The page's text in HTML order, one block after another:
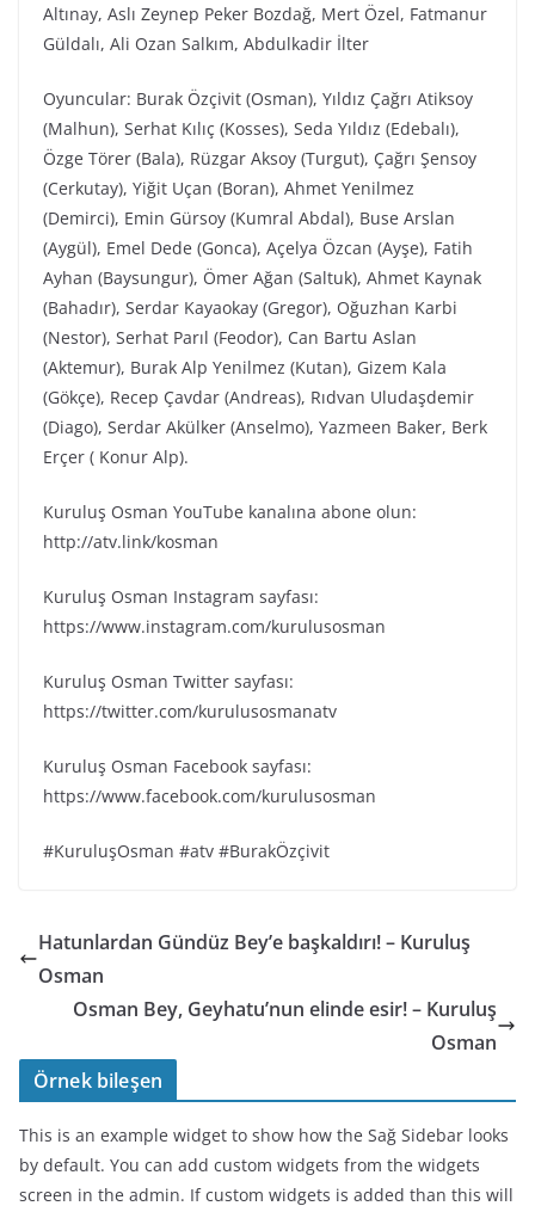
Altınay, Aslı Zeynep Peker Bozdağ, Mert Özel, Fatmanur
Güldalı, Ali Ozan Salkım, Abdulkadir İlter
Oyuncular: Burak Özçivit (Osman), Yıldız Çağrı Atiksoy
(Malhun), Serhat Kılıç (Kosses), Seda Yıldız (Edebalı),
Özge Törer (Bala), Rüzgar Aksoy (Turgut), Çağrı Şensoy
(Cerkutay), Yiğit Uçan (Boran), Ahmet Yenilmez
(Demirci), Emin Gürsoy (Kumral Abdal), Buse Arslan
(Aygül), Emel Dede (Gonca), Açelya Özcan (Ayşe), Fatih
Ayhan (Baysungur), Ömer Ağan (Saltuk), Ahmet Kaynak
(Bahadır), Serdar Kayaokay (Gregor), Oğuzhan Karbi
(Nestor), Serhat Parıl (Feodor), Can Bartu Aslan
(Aktemur), Burak Alp Yenilmez (Kutan), Gizem Kala
(Gökçe), Recep Çavdar (Andreas), Rıdvan Uludaşdemir
(Diago), Serdar Akülker (Anselmo), Yazmeen Baker, Berk
Erçer ( Konur Alp).
Kuruluş Osman YouTube kanalına abone olun:
http://atv.link/kosman
Kuruluş Osman Instagram sayfası:
https://www.instagram.com/kurulusosman
Kuruluş Osman Twitter sayfası:
https://twitter.com/kurulusosmanatv
Kuruluş Osman Facebook sayfası:
https://www.facebook.com/kurulusosman
#KuruluşOsman #atv #BurakÖzçivit
Hatunlardan Gündüz Bey’e başkaldırı! – Kuruluş
Osman
Osman Bey, Geyhatu’nun elinde esir! – Kuruluş
Osman
Örnek bileşen
This is an example widget to show how the Sağ Sidebar looks
by default. You can add custom widgets from the widgets
screen in the admin. If custom widgets is added than this will